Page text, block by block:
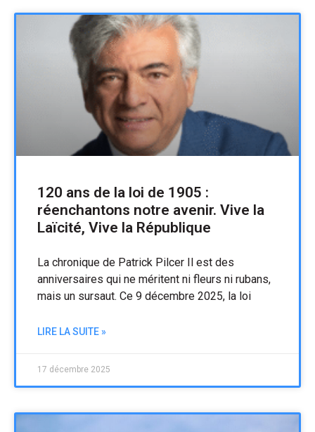
120 ans de la loi de 1905 :
réenchantons notre avenir. Vive la
Laïcité, Vive la République
La chronique de Patrick Pilcer Il est des
anniversaires qui ne méritent ni fleurs ni rubans,
mais un sursaut. Ce 9 décembre 2025, la loi
LIRE LA SUITE »
17 décembre 2025